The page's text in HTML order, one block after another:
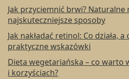
Jak przyciemnić brwi? Naturalne
najskuteczniejsze sposoby
Jak nakładać retinol: Co działa,
praktyczne wskazówki
Dieta wegetariańska – co warto
i korzyściach?